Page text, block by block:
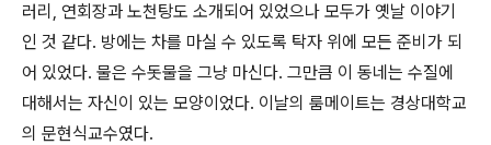
러리, 연회장과 노천탕도 소개되어 있었으나 모두가 옛날 이야기
인 것 같다. 방에는 차를 마실 수 있도록 탁자 위에 모든 준비가 되
어 있었다. 물은 수돗물을 그냥 마신다. 그만큼 이 동네는 수질에
대해서는 자신이 있는 모양이었다. 이날의 룸메이트는 경상대학교
의 문현식교수였다.